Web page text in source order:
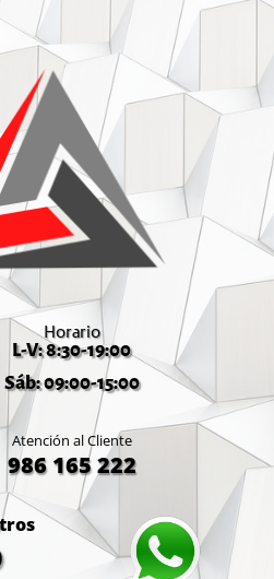
Horario
L-V: 8:30-19:00
Sáb: 09:00-15:00
Atención al Cliente
986 165 222